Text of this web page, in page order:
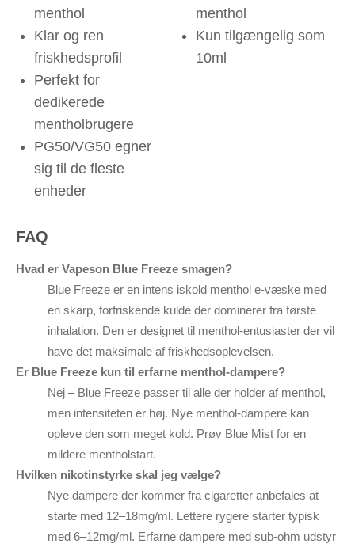
menthol
Klar og ren
friskhedsprofil
Perfekt for
dedikerede
mentholbrugere
PG50/VG50 egner
sig til de fleste
enheder
menthol
Kun tilgængelig som
10ml
FAQ
Hvad er Vapeson Blue Freeze smagen?
Blue Freeze er en intens iskold menthol e-væske med
en skarp, forfriskende kulde der dominerer fra første
inhalation. Den er designet til menthol-entusiaster der vil
have det maksimale af friskhedsoplevelsen.
Er Blue Freeze kun til erfarne menthol-dampere?
Nej – Blue Freeze passer til alle der holder af menthol,
men intensiteten er høj. Nye menthol-dampere kan
opleve den som meget kold. Prøv Blue Mist for en
mildere mentholstart.
Hvilken nikotinstyrke skal jeg vælge?
Nye dampere der kommer fra cigaretter anbefales at
starte med 12–18mg/ml. Lettere rygere starter typisk
med 6–12mg/ml. Erfarne dampere med sub-ohm udstyr